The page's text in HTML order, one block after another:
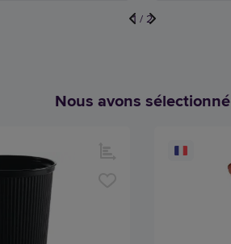
1 / 2
Nous avons sélectionné